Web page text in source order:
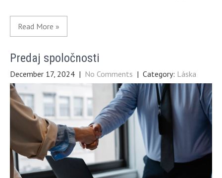
Read More »
Predaj spoločnosti
December 17, 2024 | No Comments | Category: Láska